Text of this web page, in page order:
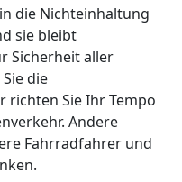
die Nichteinhaltung
sie bleibt
Sicherheit aller
die
richten Sie Ihr Tempo
Andere
Fahrradfahrer und